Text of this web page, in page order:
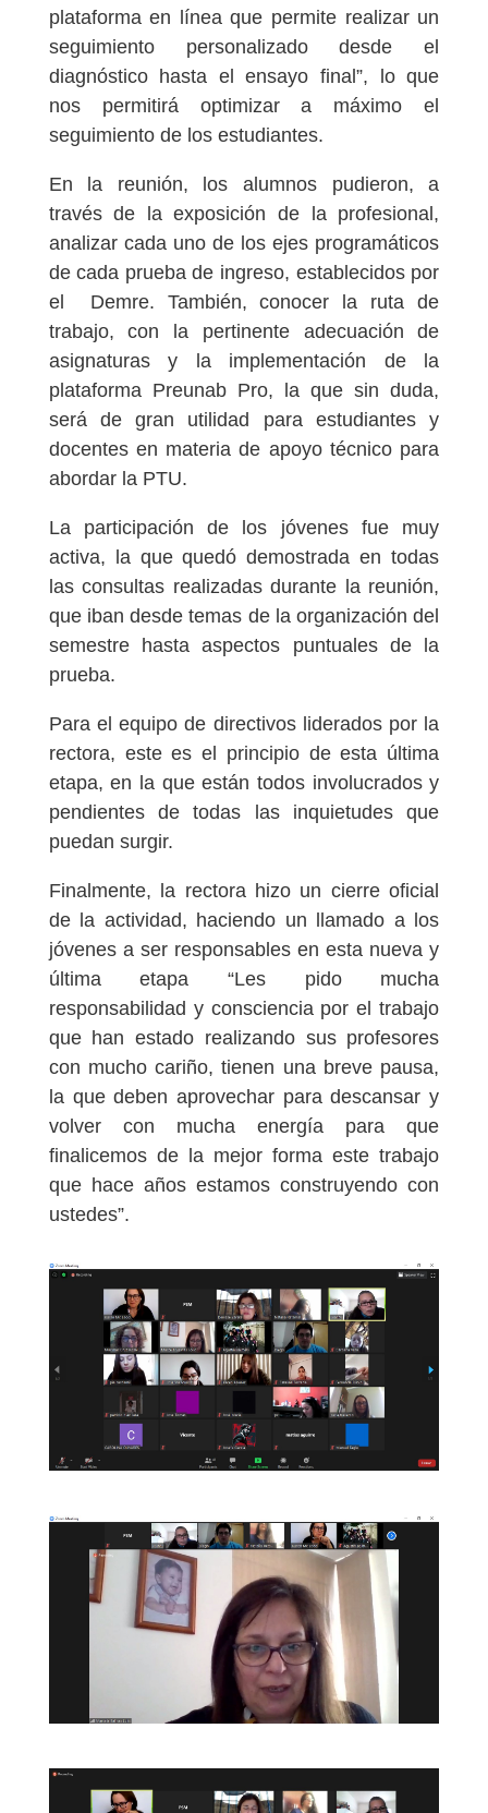
plataforma en línea que permite realizar un
seguimiento personalizado desde el
diagnóstico hasta el ensayo final”, lo que
nos permitirá optimizar a máximo el
seguimiento de los estudiantes.
En la reunión, los alumnos pudieron, a
través de la exposición de la profesional,
analizar cada uno de los ejes programáticos
de cada prueba de ingreso, establecidos por
el Demre. También, conocer la ruta de
trabajo, con la pertinente adecuación de
asignaturas y la implementación de la
plataforma Preunab Pro, la que sin duda,
será de gran utilidad para estudiantes y
docentes en materia de apoyo técnico para
abordar la PTU.
La participación de los jóvenes fue muy
activa, la que quedó demostrada en todas
las consultas realizadas durante la reunión,
que iban desde temas de la organización del
semestre hasta aspectos puntuales de la
prueba.
Para el equipo de directivos liderados por la
rectora, este es el principio de esta última
etapa, en la que están todos involucrados y
pendientes de todas las inquietudes que
puedan surgir.
Finalmente, la rectora hizo un cierre oficial
de la actividad, haciendo un llamado a los
jóvenes a ser responsables en esta nueva y
última etapa “Les pido mucha
responsabilidad y consciencia por el trabajo
que han estado realizando sus profesores
con mucho cariño, tienen una breve pausa,
la que deben aprovechar para descansar y
volver con mucha energía para que
finalicemos de la mejor forma este trabajo
que hace años estamos construyendo con
ustedes”.